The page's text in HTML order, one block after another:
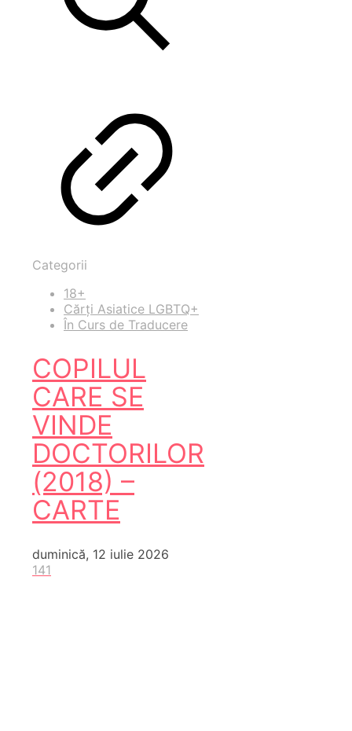
Categorii
18+
Cărți Asiatice LGBTQ+
În Curs de Traducere
COPILUL
CARE SE
VINDE
DOCTORILOR
(2018) –
CARTE
duminică, 12 iulie 2026
141